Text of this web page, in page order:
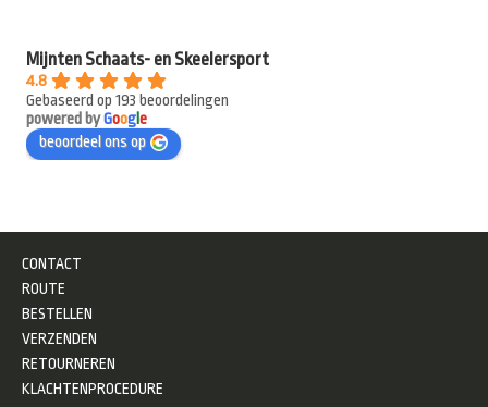
Mijnten Schaats- en Skeelersport
4.8
Gebaseerd op 193 beoordelingen
powered byGooge
beoordeel ons op
CONTACT
ROUTE
BESTELLEN
VERZENDEN
RETOURNEREN
KLACHTENPROCEDURE